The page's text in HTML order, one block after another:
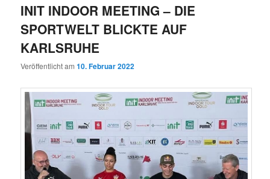
INIT INDOOR MEETING – DIE
SPORTWELT BLICKTE AUF
KARLSRUHE
Veröffentlicht am10. Februar 2022